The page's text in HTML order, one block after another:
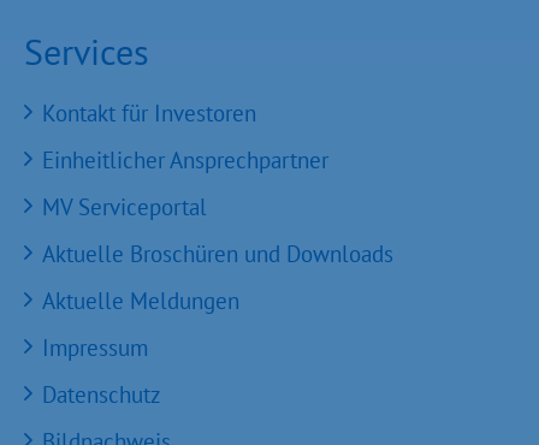
Services
Kontakt für Investoren
Einheitlicher Ansprechpartner
MV Serviceportal
Aktuelle Broschüren und Downloads
Aktuelle Meldungen
Impressum
Datenschutz